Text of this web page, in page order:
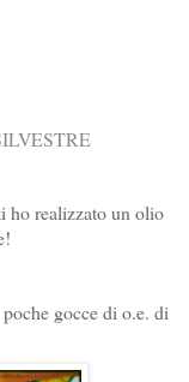
ho realizzato un olio
gocce di o.e. di